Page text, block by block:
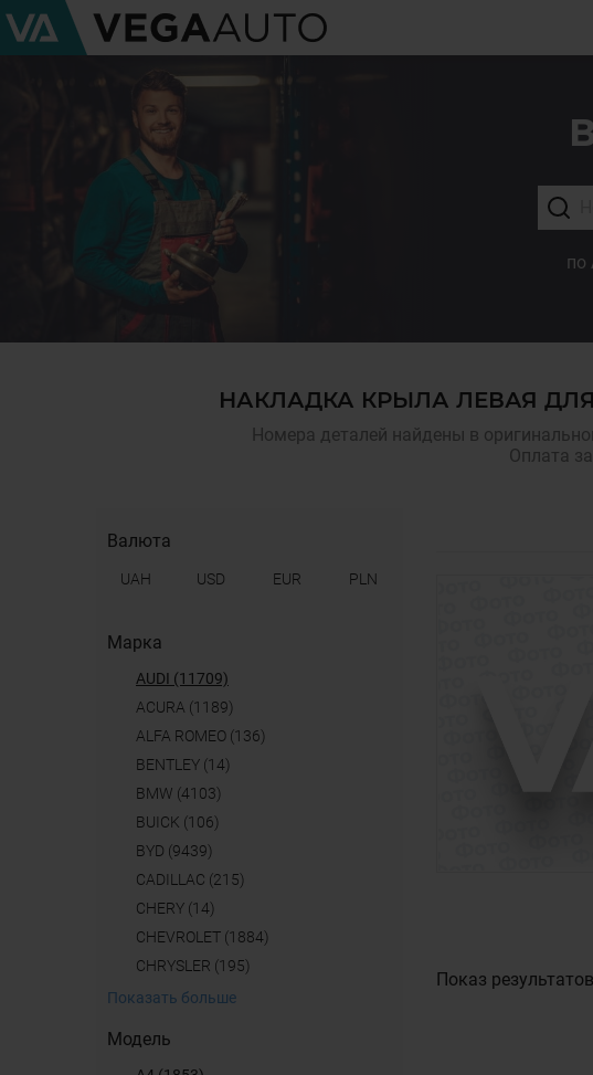
по
НАКЛАДКА КРЫЛА ЛЕВАЯ
Номера деталей найдены в
Оплата
Валюта
UAH USD EUR PLN
Марка
AUDI (11709)
ACURA (1189)
ALFA ROMEO (136)
BENTLEY (14)
BMW (4103)
BUICK (106)
BYD (9439)
CADILLAC (215)
CHERY (14)
CHEVROLET (1884)
CHRYSLER (195)
Показать больше
Модель
Показ